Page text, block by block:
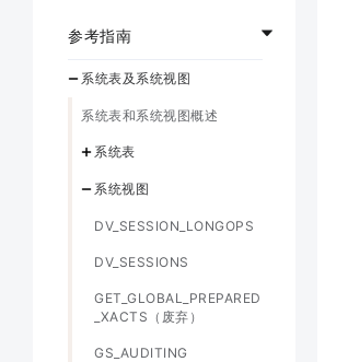
参考指南
系统表及系统视图
系统表和系统视图概述
系统表
系统视图
DV_SESSION_LONGOPS
DV_SESSIONS
GET_GLOBAL_PREPARED
_XACTS（废弃）
GS_AUDITING